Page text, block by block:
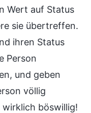
Wert auf Status
sie übertreffen.
ihren Status
Person
und geben
völlig
böswillig!